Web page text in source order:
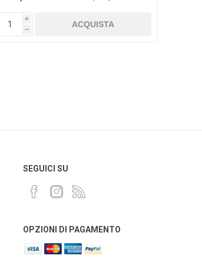
i
h
SEGUICI SU
OPZIONI DI PAGAMENTO